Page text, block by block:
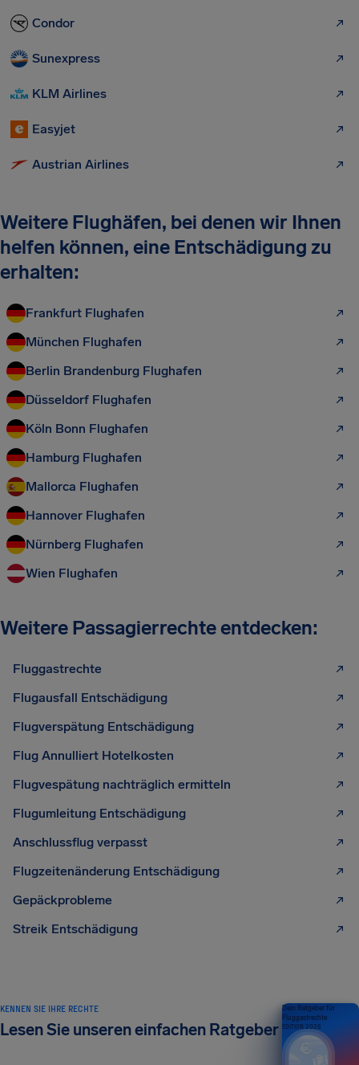
Condor
Sunexpress
KLM Airlines
Easyjet
Austrian Airlines
Weitere Flughäfen, bei denen wir Ihnen
helfen können, eine Entschädigung zu
erhalten:
Frankfurt Flughafen
München Flughafen
Berlin Brandenburg Flughafen
Düsseldorf Flughafen
Köln Bonn Flughafen
Hamburg Flughafen
Mallorca Flughafen
Hannover Flughafen
Nürnberg Flughafen
Wien Flughafen
Weitere Passagierrechte entdecken:
Fluggastrechte
Flugausfall Entschädigung
Flugverspätung Entschädigung
Flug Annulliert Hotelkosten
Flugvespätung nachträglich ermitteln
Flugumleitung Entschädigung
Anschlussflug verpasst
Flugzeitenänderung Entschädigung
Gepäckprobleme
Streik Entschädigung
KENNEN SIE IHRE RECHTE
Lesen Sie unseren einfachen Ratgeber
Dein Ratgeber für
Fluggastrechte
EDITION 2026